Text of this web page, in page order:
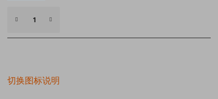
切换图标说明